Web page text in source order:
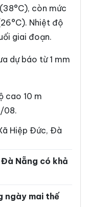
Nghĩa
Sơn
Ngọc
Phước
Sơn
còn mức
Nhiệt độ
giai đoạn.
dự báo từ 1 mm
cao 10 m
08.
Hiệp Đức, Đà
Nẵng có khả
ngày mai thế